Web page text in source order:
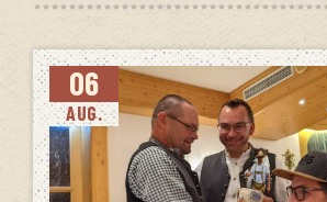
06
AUG.